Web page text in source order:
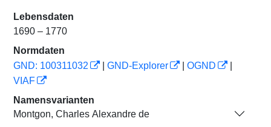
Lebensdaten
1690 – 1770
Normdaten
GND: 100311032
GND-Explorer OGND
VIAF
Namensvarianten
Montgon, Charles Alexandre de